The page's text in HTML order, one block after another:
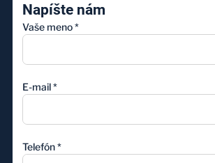
Napíšte nám
Vaše meno *
E-mail *
Telefón *